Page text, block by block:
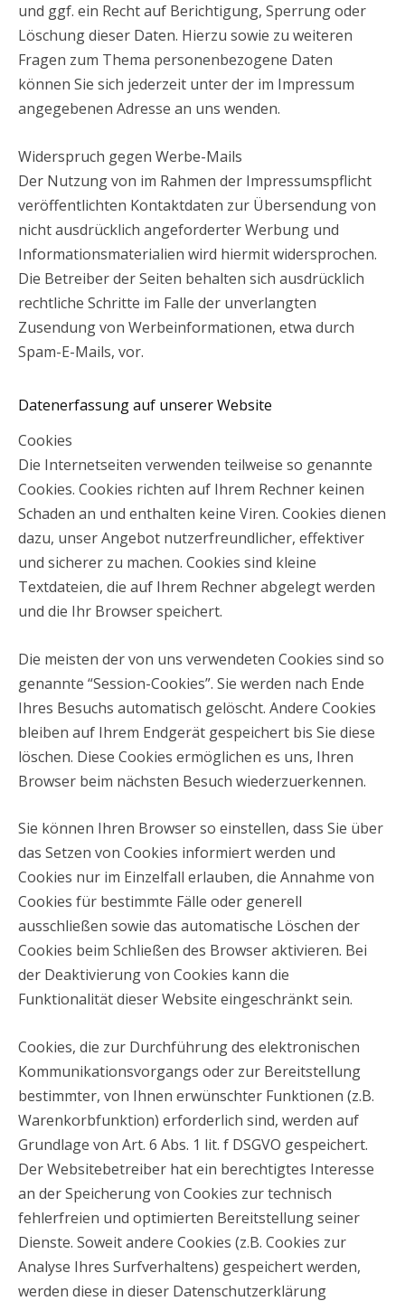
und ggf. ein Recht auf Berichtigung, Sperrung oder
Löschung dieser Daten. Hierzu sowie zu weiteren
Fragen zum Thema personenbezogene Daten
können Sie sich jederzeit unter der im Impressum
angegebenen Adresse an uns wenden.
Widerspruch gegen Werbe-Mails
Der Nutzung von im Rahmen der Impressumspflicht
veröffentlichten Kontaktdaten zur Übersendung von
nicht ausdrücklich angeforderter Werbung und
Informationsmaterialien wird hiermit widersprochen.
Die Betreiber der Seiten behalten sich ausdrücklich
rechtliche Schritte im Falle der unverlangten
Zusendung von Werbeinformationen, etwa durch
Spam-E-Mails, vor.
Datenerfassung auf unserer Website
Cookies
Die Internetseiten verwenden teilweise so genannte
Cookies. Cookies richten auf Ihrem Rechner keinen
Schaden an und enthalten keine Viren. Cookies dienen
dazu, unser Angebot nutzerfreundlicher, effektiver
und sicherer zu machen. Cookies sind kleine
Textdateien, die auf Ihrem Rechner abgelegt werden
und die Ihr Browser speichert.
Die meisten der von uns verwendeten Cookies sind so
genannte “Session-Cookies”. Sie werden nach Ende
Ihres Besuchs automatisch gelöscht. Andere Cookies
bleiben auf Ihrem Endgerät gespeichert bis Sie diese
löschen. Diese Cookies ermöglichen es uns, Ihren
Browser beim nächsten Besuch wiederzuerkennen.
Sie können Ihren Browser so einstellen, dass Sie über
das Setzen von Cookies informiert werden und
Cookies nur im Einzelfall erlauben, die Annahme von
Cookies für bestimmte Fälle oder generell
ausschließen sowie das automatische Löschen der
Cookies beim Schließen des Browser aktivieren. Bei
der Deaktivierung von Cookies kann die
Funktionalität dieser Website eingeschränkt sein.
Cookies, die zur Durchführung des elektronischen
Kommunikationsvorgangs oder zur Bereitstellung
bestimmter, von Ihnen erwünschter Funktionen (z.B.
Warenkorbfunktion) erforderlich sind, werden auf
Grundlage von Art. 6 Abs. 1 lit. f DSGVO gespeichert.
Der Websitebetreiber hat ein berechtigtes Interesse
an der Speicherung von Cookies zur technisch
fehlerfreien und optimierten Bereitstellung seiner
Dienste. Soweit andere Cookies (z.B. Cookies zur
Analyse Ihres Surfverhaltens) gespeichert werden,
werden diese in dieser Datenschutzerklärung